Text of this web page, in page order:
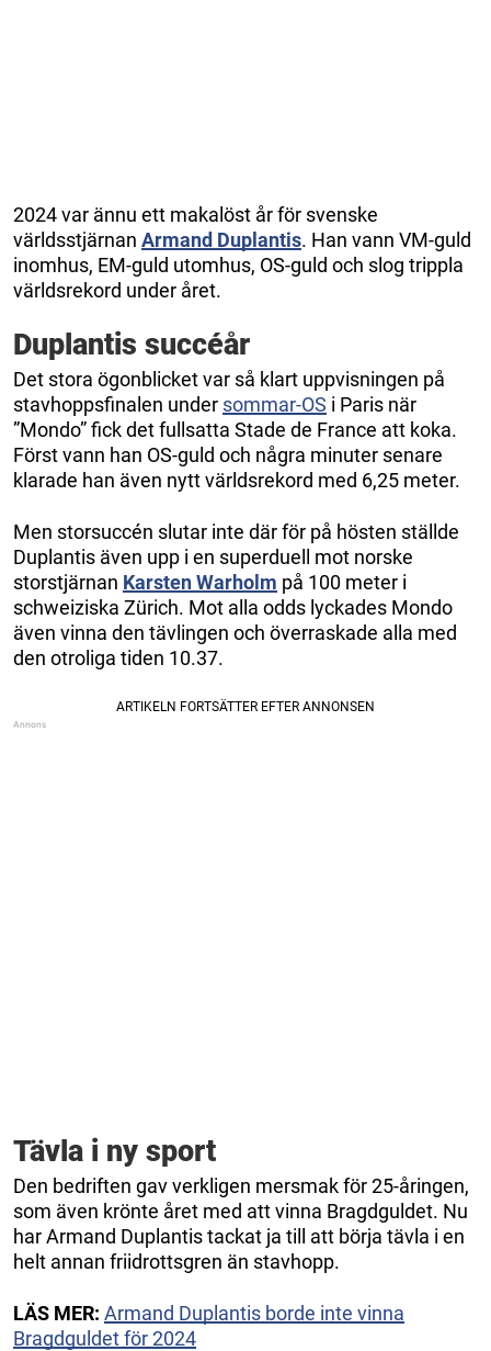
2024 var ännu ett makalöst år för svenske
världsstjärnan Armand Duplantis. Han vann VM-guld
inomhus, EM-guld utomhus, OS-guld och slog trippla
världsrekord under året.
Duplantis succéår
Det stora ögonblicket var så klart uppvisningen på
stavhoppsfinalen under sommar-OS i Paris när
”Mondo” fick det fullsatta Stade de France att koka.
Först vann han OS-guld och några minuter senare
klarade han även nytt världsrekord med 6,25 meter.
Men storsuccén slutar inte där för på hösten ställde
Duplantis även upp i en superduell mot norske
storstjärnan Karsten Warholm på 100 meter i
schweiziska Zürich. Mot alla odds lyckades Mondo
även vinna den tävlingen och överraskade alla med
den otroliga tiden 10.37.
Tävla i ny sport
Den bedriften gav verkligen mersmak för 25-åringen,
som även krönte året med att vinna Bragdguldet. Nu
har Armand Duplantis tackat ja till att börja tävla i en
helt annan friidrottsgren än stavhopp.
LÄS MER: Armand Duplantis borde inte vinna
Bragdguldet för 2024